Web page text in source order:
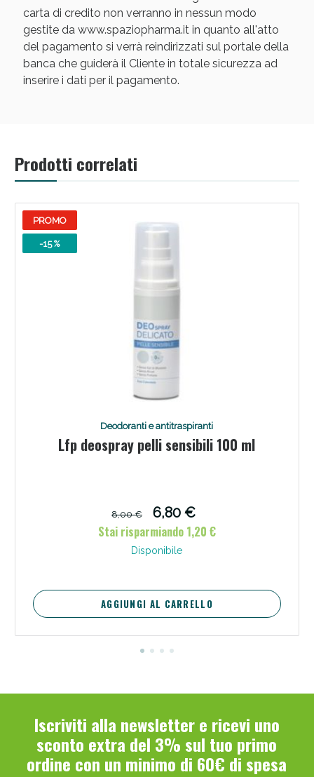
carta di credito non verranno in nessun modo
gestite da www.spaziopharma.it in quanto all'atto
del pagamento si verrà reindirizzati sul portale della
banca che guiderà il Cliente in totale sicurezza ad
inserire i dati per il pagamento.
Prodotti correlati
PROMO
-15 %
Deodoranti e antitraspiranti
Lfp deospray pelli sensibili 100 ml
8,00 €
6,80 €
Stai risparmiando 1,20 €
Disponibile
AGGIUNGI AL CARRELLO
Iscriviti alla newsletter e ricevi uno
sconto extra del 3% sul tuo primo
ordine con un minimo di 60€ di spesa